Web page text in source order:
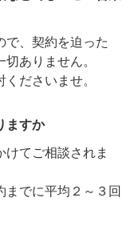
で、契約を迫った
ありません。
ださいませ。
ますか
けてご相談されま
までに平均２～３回